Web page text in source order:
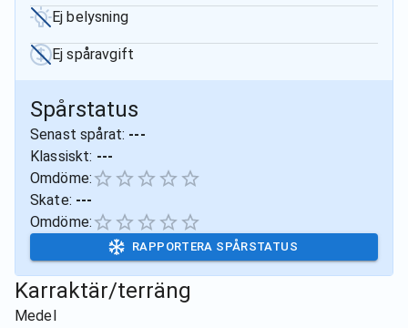
Ej belysning
Ej spåravgift
Spårstatus
Senast spårat: ---
Klassiskt: ---
Omdöme:
Skate: ---
Omdöme:
RAPPORTERA SPÅRSTATUS
Karraktär/terräng
Medel